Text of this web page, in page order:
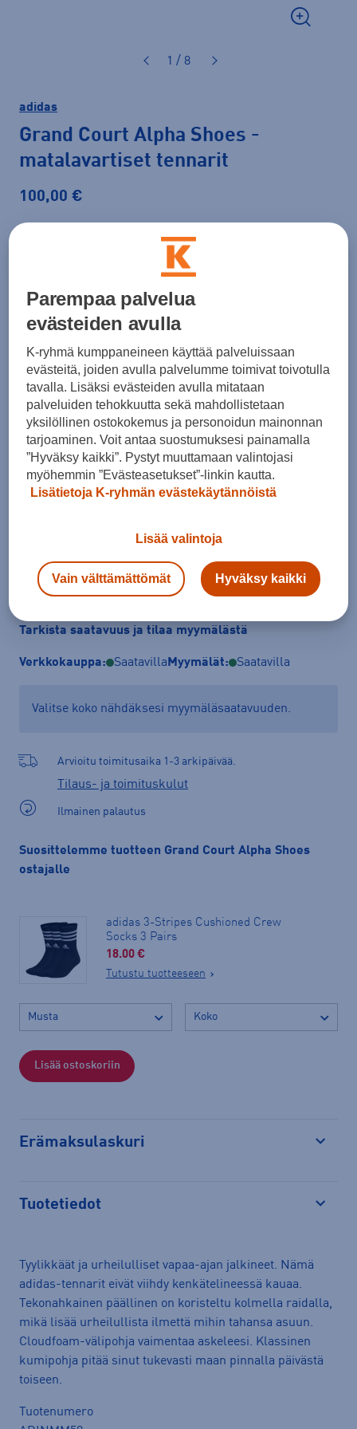
1 / 8
adidas
Grand Court Alpha Shoes -
matalavartiset tennarit
100,00 €
Koko
36 ⅔ 37 ⅓ 38 38 ⅔ 39 ⅓ 40
41 ⅓ 42 42 ⅔ 43 ⅓ 44 44 ⅔ 45 ⅓
46 46 ⅔ 47 ⅓
Kokotaulukko
Tarkista saatavuus ja tilaa myymälästä
Verkkokauppa: Saatavilla Myymälät: Saatavilla
Valitse koko nähdäksesi myymäläsaatavuuden.
Arvioitu toimitusaika 1-3 arkipäivää.
Tilaus- ja toimituskulut
Ilmainen palautus
Suosittelemme tuotteen Grand Court Alpha Shoes
ostajalle
adidas 3-Stripes Cushioned Crew
Socks 3 Pairs
18.00 €
Tutustu tuotteeseen
Lisää ostoskoriin
Erämaksulaskuri
Tuotetiedot
Tyylikkäät ja urheilulliset vapaa-ajan jalkineet. Nämä
adidas-tennarit eivät viihdy kenkätelineessä kauaa.
Tekonahkainen päällinen on koristeltu kolmella raidalla,
mikä lisää urheilullista ilmettä mihin tahansa asuun.
Cloudfoam-välipohja vaimentaa askeleesi. Klassinen
kumipohja pitää sinut tukevasti maan pinnalla päivästä
toiseen.
Tuotenumero
Parempaa palvelua
evästeiden avulla
K-ryhmä kumppaneineen käyttää palveluissaan
evästeitä, joiden avulla palvelumme toimivat toivotulla
tavalla. Lisäksi evästeiden avulla mitataan
palveluiden tehokkuutta sekä mahdollistetaan
yksilöllinen ostokokemus ja personoidun mainonnan
tarjoaminen. Voit antaa suostumuksesi painamalla
”Hyväksy kaikki”. Pystyt muuttamaan valintojasi
myöhemmin ”Evästeasetukset”-linkin kautta.
Lisätietoja K-ryhmän evästekäytännöistä
Lisää valintoja
Vain välttämättömät Hyväksy kaikki